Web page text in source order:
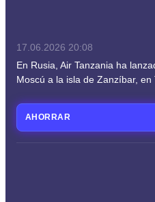
17.06.2026 20:08
En Rusia, Air Tanzania ha
Moscú a la isla de Zanzíbar, en
AHORRAR